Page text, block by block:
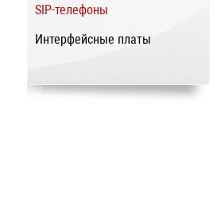
SIP-телефоны
Интерфейсные платы